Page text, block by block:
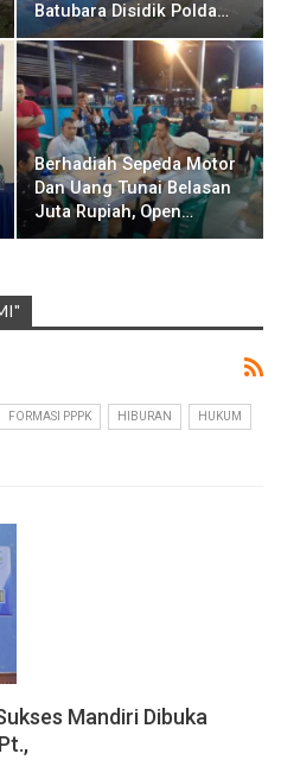
Batubara Disidik Polda…
Berhadiah Sepeda Motor
Dan Uang Tunai Belasan
Juta Rupiah, Open…
FORMASI PPPK HIBURAN HUKUM
Mandiri Dibuka